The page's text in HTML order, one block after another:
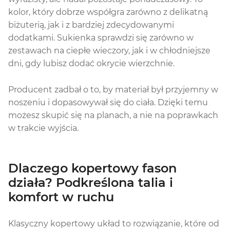
kolor, który dobrze współgra zarówno z delikatną
biżuterią, jak i z bardziej zdecydowanymi
dodatkami. Sukienka sprawdzi się zarówno w
zestawach na ciepłe wieczory, jak i w chłodniejsze
dni, gdy lubisz dodać okrycie wierzchnie.
Producent zadbał o to, by materiał był przyjemny w
noszeniu i dopasowywał się do ciała. Dzięki temu
możesz skupić się na planach, a nie na poprawkach
w trakcie wyjścia.
Dlaczego kopertowy fason
działa? Podkreślona talia i
komfort w ruchu
Klasyczny kopertowy układ to rozwiązanie, które od